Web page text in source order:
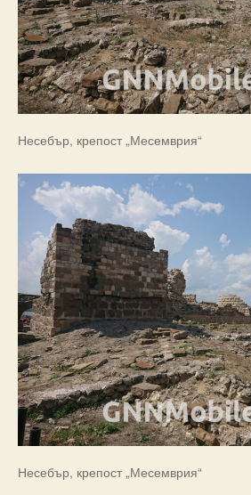
Несебър, крепост „Месемврия“
Несебър, крепост „Месемврия“